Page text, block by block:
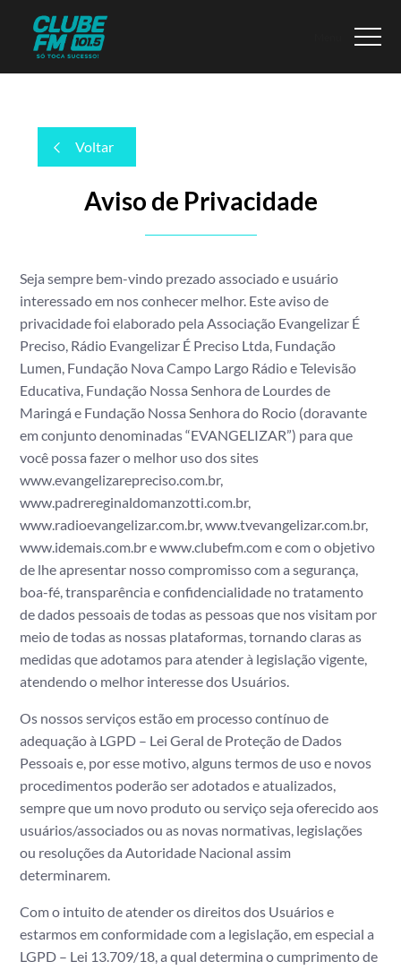
Voltar
Aviso de Privacidade
Seja sempre bem-vindo prezado associado e usuário
interessado em nos conhecer melhor. Este aviso de
privacidade foi elaborado pela Associação Evangelizar É
Preciso, Rádio Evangelizar É Preciso Ltda, Fundação
Lumen, Fundação Nova Campo Largo Rádio e Televisão
Educativa, Fundação Nossa Senhora de Lourdes de
Maringá e Fundação Nossa Senhora do Rocio (doravante
em conjunto denominadas “EVANGELIZAR”) para que
você possa fazer o melhor uso dos sites
www.evangelizarepreciso.com.br,
www.padrereginaldomanzotti.com.br,
www.radioevangelizar.com.br, www.tvevangelizar.com.br,
www.idemais.com.brewww.clubefm.come com o objetivo
de lhe apresentar nosso compromisso com a segurança,
boa-fé, transparência e confidencialidade no tratamento
de dados pessoais de todas as pessoas que nos visitam por
meio de todas as nossas plataformas, tornando claras as
medidas que adotamos para atender à legislação vigente,
atendendo o melhor interesse dos Usuários.
Os nossos serviços estão em processo contínuo de
adequação à LGPD – Lei Geral de Proteção de Dados
Pessoais e, por esse motivo, alguns termos de uso e novos
procedimentos poderão ser adotados e atualizados,
sempre que um novo produto ou serviço seja oferecido aos
usuários/associados ou as novas normativas, legislações
ou resoluções da Autoridade Nacional assim
determinarem.
Com o intuito de atender os direitos dos Usuários e
estarmos em conformidade com a legislação, em especial a
LGPD – Lei 13.709/18, a qual determina o cumprimento de